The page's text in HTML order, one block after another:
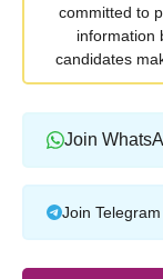
committed to
information
candidates
Join
Join Telegram